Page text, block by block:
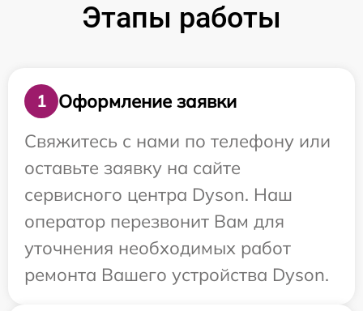
Этапы работы
1
Оформление заявки
Свяжитесь с нами по телефону или
оставьте заявку на сайте
сервисного центра Dyson. Наш
оператор перезвонит Вам для
уточнения необходимых работ
ремонта Вашего устройства Dyson.